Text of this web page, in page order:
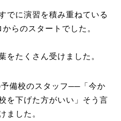
でに演習を積み重ねている
らのスタートでした。
をたくさん受けました。
備校のスタッフ──「今か
を下げた方がいい」そう言
ました。